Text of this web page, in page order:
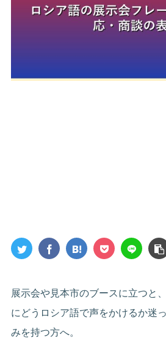
展示会や見本市のブースに立つと
にどうロシア語で声をかけるか迷
みを持つ方へ。